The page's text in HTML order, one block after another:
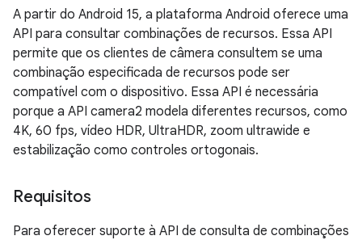
A partir do Android 15, a plataforma Android oferece uma
API para consultar combinações de recursos. Essa API
permite que os clientes de câmera consultem se uma
combinação especificada de recursos pode ser
compatível com o dispositivo. Essa API é necessária
porque a API camera2 modela diferentes recursos, como
4K, 60 fps, vídeo HDR, UltraHDR, zoom ultrawide e
estabilização como controles ortogonais.
Requisitos
Para oferecer suporte à API de consulta de combinações